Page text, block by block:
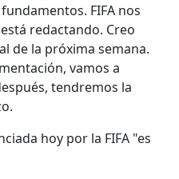
FIFA nos
redactando. Creo
de la próxima semana.
vamos a
tendremos la
hoy por la FIFA "es